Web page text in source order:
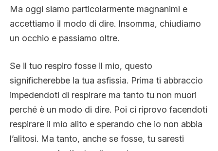
Ma oggi siamo particolarmente magnanimi e
accettiamo il modo di dire. Insomma, chiudiamo
un occhio e passiamo oltre.
Se il tuo respiro fosse il mio, questo
significherebbe la tua asfissia. Prima ti abbraccio
impedendoti di respirare ma tanto tu non muori
perché è un modo di dire. Poi ci riprovo facendoti
respirare il mio alito e sperando che io non abbia
l’alitosi. Ma tanto, anche se fosse, tu saresti